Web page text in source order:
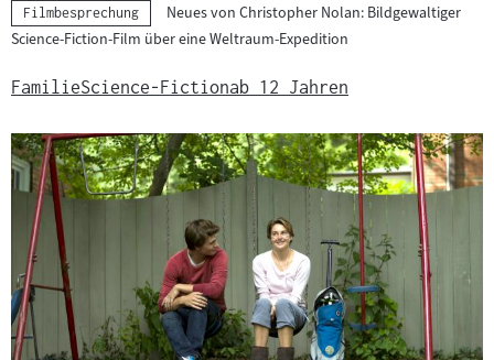
Kategorie:
Filmbesprechung
Neues von Christopher Nolan: Bildgewaltiger
Science-Fiction-Film über eine Weltraum-Expedition
FamilieScience-Fictionab 12 Jahren